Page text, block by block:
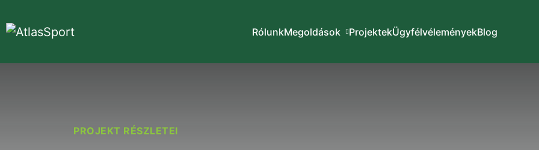
RólunkMegoldások ProjektekÜgyfélvéleményekBlog
PROJEKT RÉSZLETEI